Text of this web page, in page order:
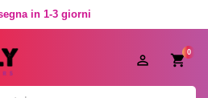
in 1-3 giorni
0
